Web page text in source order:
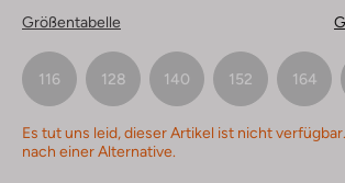
Größentabelle
116 128 140 152 164
Es tut uns leid, dieser Artikel ist nicht
nach einer Alternative.